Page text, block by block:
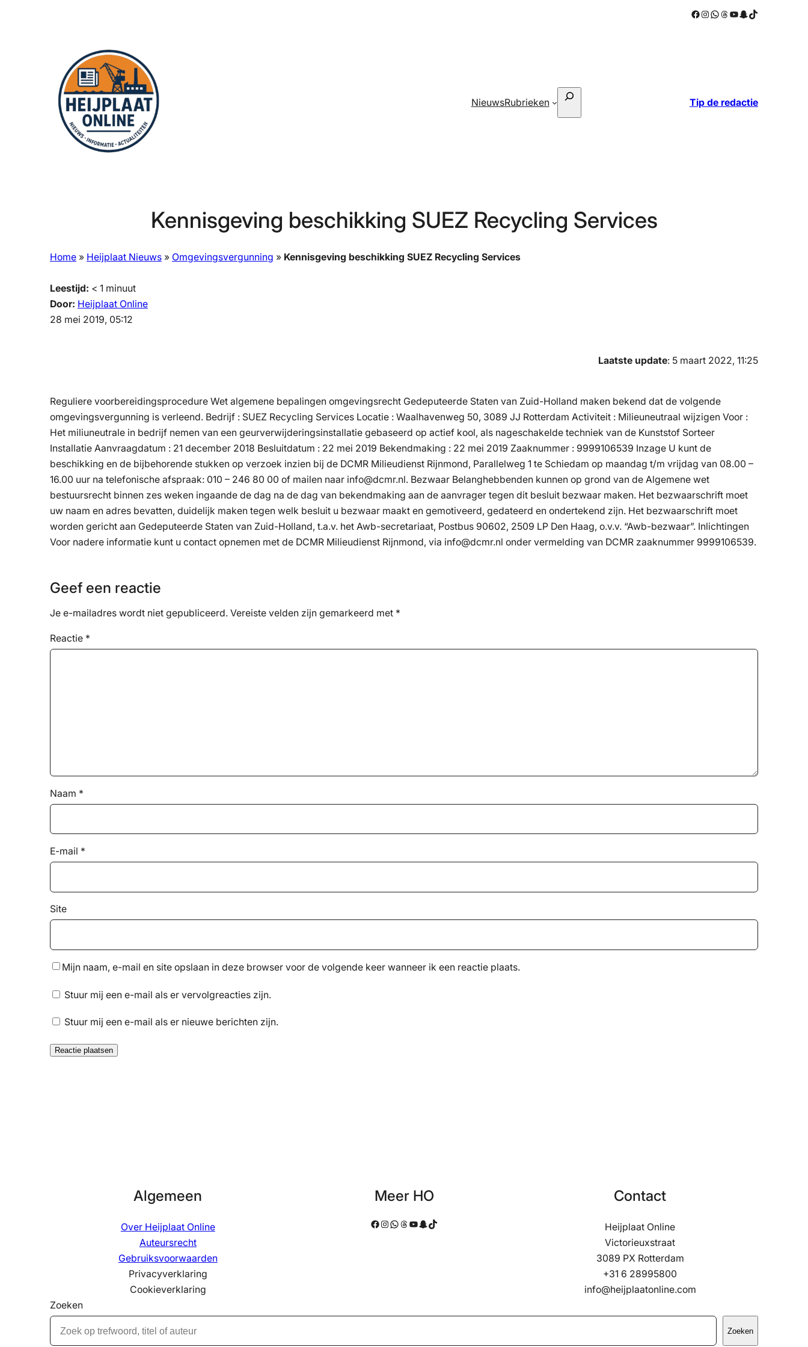
Facebook
Instagram
WhatsApp
Threads
YouTube
Snapchat
TikTok
NieuwsRubrieken
Zoeken
Tip de redactie
Kennisgeving beschikking SUEZ Recycling Services
Home » Heijplaat Nieuws » Omgevingsvergunning » Kennisgeving beschikking SUEZ Recycling Services
Leestijd: < 1 minuut
Door: Heijplaat Online
28 mei 2019, 05:12
Laatste update: 5 maart 2022, 11:25
Reguliere voorbereidingsprocedure Wet algemene bepalingen omgevingsrecht Gedeputeerde Staten van Zuid-Holland maken bekend dat de volgende
omgevingsvergunning is verleend. Bedrijf : SUEZ Recycling Services Locatie : Waalhavenweg 50, 3089 JJ Rotterdam Activiteit : Milieuneutraal wijzigen Voor :
Het miliuneutrale in bedrijf nemen van een geurverwijderingsinstallatie gebaseerd op actief kool, als nageschakelde techniek van de Kunststof Sorteer
Installatie Aanvraagdatum : 21 december 2018 Besluitdatum : 22 mei 2019 Bekendmaking : 22 mei 2019 Zaaknummer : 9999106539 Inzage U kunt de
beschikking en de bijbehorende stukken op verzoek inzien bij de DCMR Milieudienst Rijnmond, Parallelweg 1 te Schiedam op maandag t/m vrijdag van 08.00 –
16.00 uur na telefonische afspraak: 010 – 246 80 00 of mailen naar info@dcmr.nl. Bezwaar Belanghebbenden kunnen op grond van de Algemene wet
bestuursrecht binnen zes weken ingaande de dag na de dag van bekendmaking aan de aanvrager tegen dit besluit bezwaar maken. Het bezwaarschrift moet
uw naam en adres bevatten, duidelijk maken tegen welk besluit u bezwaar maakt en gemotiveerd, gedateerd en ondertekend zijn. Het bezwaarschrift moet
worden gericht aan Gedeputeerde Staten van Zuid-Holland, t.a.v. het Awb-secretariaat, Postbus 90602, 2509 LP Den Haag, o.v.v. “Awb-bezwaar”. Inlichtingen
Voor nadere informatie kunt u contact opnemen met de DCMR Milieudienst Rijnmond, via info@dcmr.nl onder vermelding van DCMR zaaknummer 9999106539.
Geef een reactie
Je e-mailadres wordt niet gepubliceerd. Vereiste velden zijn gemarkeerd met *
Reactie *
Naam *
E-mail *
Site
Mijn naam, e-mail en site opslaan in deze browser voor de volgende keer wanneer ik een reactie plaats.
Stuur mij een e-mail als er vervolgreacties zijn.
Stuur mij een e-mail als er nieuwe berichten zijn.
Algemeen
Over Heijplaat Online
Auteursrecht
Gebruiksvoorwaarden
Privacyverklaring
Cookieverklaring
Meer HO
Facebook Instagram WhatsApp Threads YouTube Snapchat TikTok
Contact
Heijplaat Online
Victorieuxstraat
3089 PX Rotterdam
+31 6 28995800
info@heijplaatonline.com
Zoeken
Zoeken